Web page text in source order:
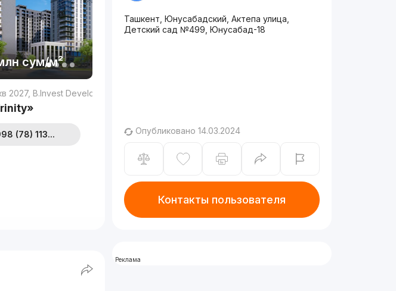
сум/м²
2027, B.Invest Development
(78) 113...
Ташкент, Юнусабадский, Актепа улица,
Детский сад №499, Юнусабад-18
Опубликовано 14.03.2024
Контакты пользователя
Реклама